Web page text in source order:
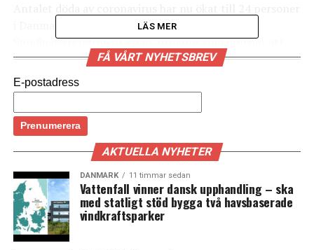
i Danmark. Strax innan pressmötet sände
Sundhedsstyrelsen ut en ny prognos som innebär att
omkring tio procent av befolkningen väntas bli smittad
av covid-19 och att omkring 60 000 patienter väntas
behöva sjukhusvård. (News Øresund)
LÄS OCKSÅ:
Allt färre passagerare med Öresundståg över bron
På måndag sätter DSB in kompletterande tågbussar
mellan Hyllie och Kastrup
LÄS MER
FÅ VÅRT NYHETSBREV
E-postadress
AKTUELLA NYHETER
DANMARK 11 timmar sedan
Vattenfall vinner dansk upphandling – ska
med statligt stöd bygga två havsbaserade
vindkraftsparker